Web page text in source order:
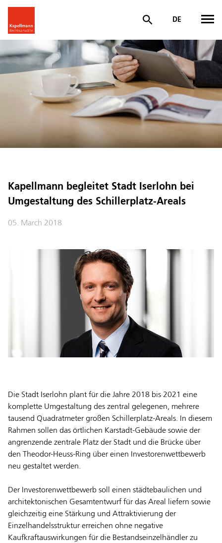
DE
Kapellmann begleitet Stadt Iserlohn bei
Umgestaltung des Schillerplatz-Areals
05. March 2018
Die Stadt Iserlohn plant für die Jahre 2018 bis 2021 eine
komplette Umgestaltung des zentral gelegenen, mehrere
tausend Quadratmeter großen Schillerplatz-Areals. In diesem
Rahmen sollen das örtlichen Karstadt-Gebäude sowie der
angrenzende zentrale Platz der Stadt und die Brücke über
den Theodor-Heuss-Ring über einen Investorenwettbewerb
neu gestaltet werden.
Der Investorenwettbewerb soll einen städtebaulichen und
architektonischen Gesamtentwurf für das Areal liefern sowie
gleichzeitig eine Stärkung und Attraktivierung der
Einzelhandelsstruktur erreichen ohne negative
Kaufkraftauswirkungen für die Bestandseinzelhändler zu